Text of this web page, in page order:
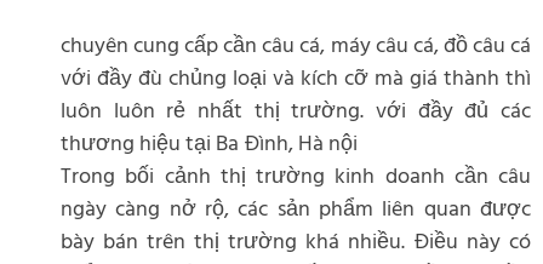
chuyên cung cấp cần câu cá, máy câu cá, đồ câu cá
với đầy đù chủng loại và kích cỡ mà giá thành thì
luôn luôn rẻ nhất thị trường. với đầy đủ các
thương hiệu tại Ba Đình, Hà nội
Trong bối cảnh thị trường kinh doanh cần câu
ngày càng nở rộ, các sản phẩm liên quan được
bày bán trên thị trường khá nhiều. Điều này có